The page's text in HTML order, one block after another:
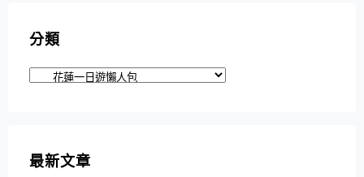
分類
最新文章